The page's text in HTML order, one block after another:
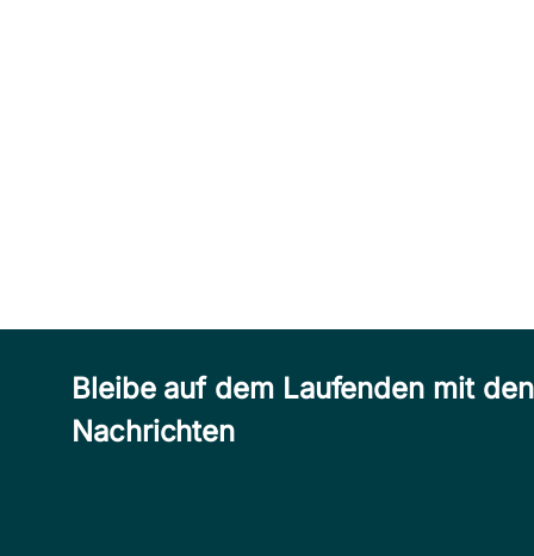
Bleibe auf dem Laufenden mit
Nachrichten